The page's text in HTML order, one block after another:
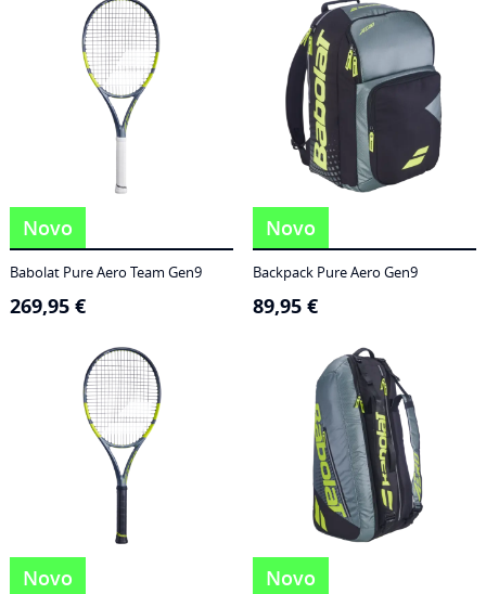
249,95 €
Novo
Babolat Pure Aero Team Gen9
269,95 €
Novo
Backpack Pure Aero Gen9
89,95 €
Novo Novo